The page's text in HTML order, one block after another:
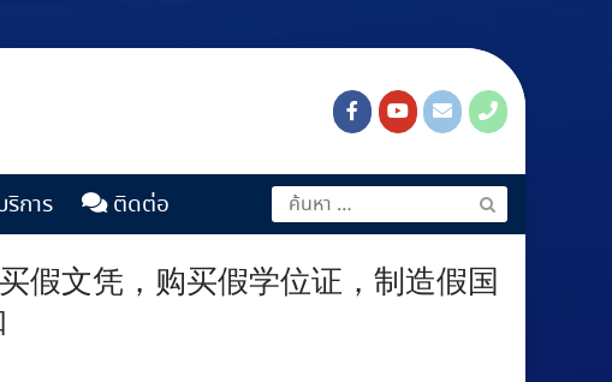
การ ติดต่อ
文凭，购买假学位证，制造假国